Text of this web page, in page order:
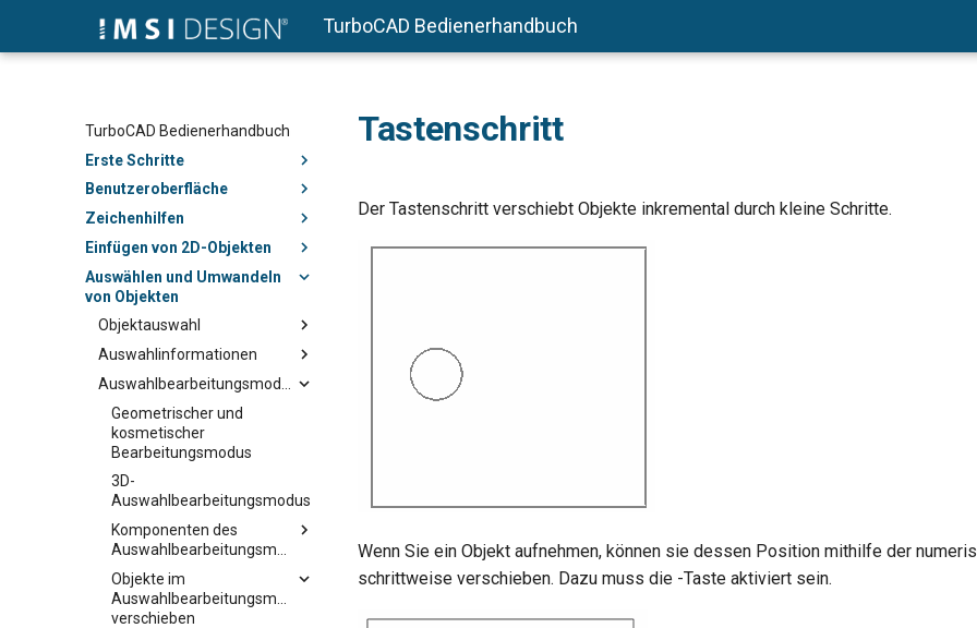
TurboCAD Bedienerhandbuch
TurboCAD Bedienerhandbuch
Erste Schritte
Benutzeroberfläche
Zeichenhilfen
Einfügen von 2D-Objekten
Auswählen und Umwandeln
von Objekten
Objektauswahl
Auswahlinformationen
Geometrischer und
kosmetischer
Bearbeitungsmodus
3D-
Auswahlbearbeitungsmodus
Komponenten des
Objekte im
Auswahlbearbeitungsmodus
verschieben
Tastenschritt
Der Tastenschritt verschiebt Objekte inkremental durch kleine Schritte.
Wenn Sie ein Objekt aufnehmen, können sie dessen Position mithilfe der
schrittweise verschieben. Dazu muss die -Taste aktiviert sein.